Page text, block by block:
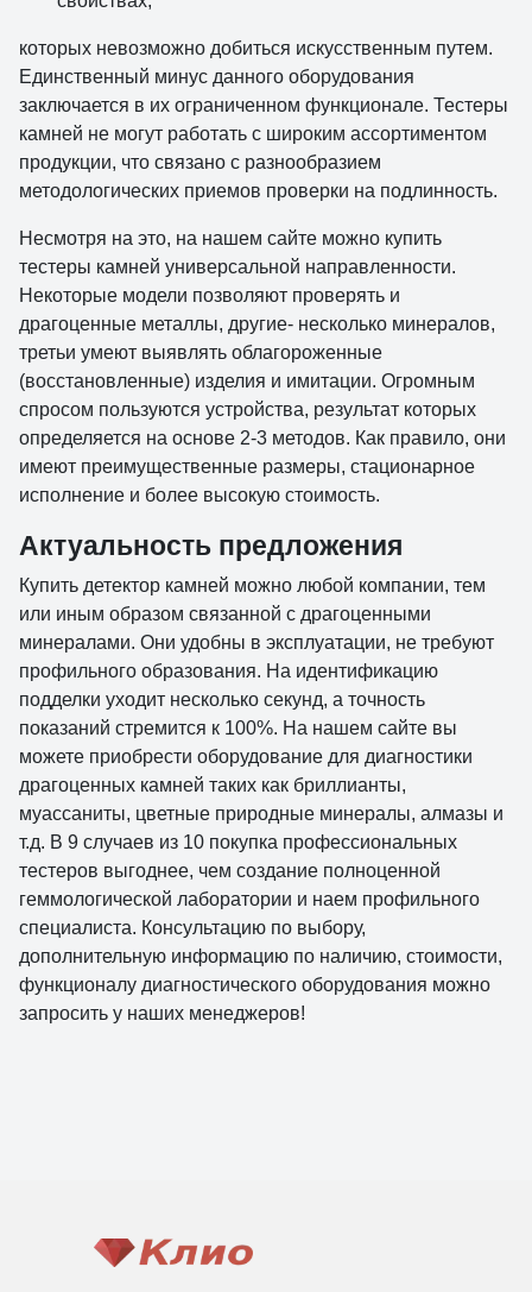
которых невозможно добиться искусственным путем.
Единственный минус данного оборудования
заключается в их ограниченном функционале. Тестеры
камней не могут работать с широким ассортиментом
продукции, что связано с разнообразием
методологических приемов проверки на подлинность.
Несмотря на это, на нашем сайте можно купить
тестеры камней универсальной направленности.
Некоторые модели позволяют проверять и
драгоценные металлы, другие- несколько минералов,
третьи умеют выявлять облагороженные
(восстановленные) изделия и имитации. Огромным
спросом пользуются устройства, результат которых
определяется на основе 2-3 методов. Как правило, они
имеют преимущественные размеры, стационарное
исполнение и более высокую стоимость.
Актуальность предложения
Купить детектор камней можно любой компании, тем
или иным образом связанной с драгоценными
минералами. Они удобны в эксплуатации, не требуют
профильного образования. На идентификацию
подделки уходит несколько секунд, а точность
показаний стремится к 100%. На нашем сайте вы
можете приобрести оборудование для диагностики
драгоценных камней таких как бриллианты,
муассаниты, цветные природные минералы, алмазы и
т.д. В 9 случаев из 10 покупка профессиональных
тестеров выгоднее, чем создание полноценной
геммологической лаборатории и наем профильного
специалиста. Консультацию по выбору,
дополнительную информацию по наличию, стоимости,
функционалу диагностического оборудования можно
запросить у наших менеджеров!